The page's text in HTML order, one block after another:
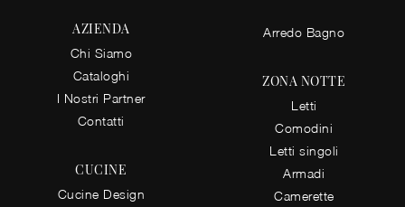
AZIENDA
Chi Siamo
Cataloghi
I Nostri Partner
Contatti
CUCINE
Cucine Design
Arredo Bagno
ZONA NOTTE
Letti
Comodini
Letti singoli
Armadi
Camerette